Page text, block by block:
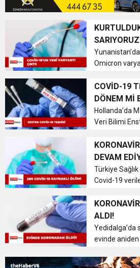
zorunluluğu
Omicron
19’un
varyantı
COVİD-19
DÖNEM Mİ
Hollanda’da
Veri Bilimi
kullanılan bir
insan
edilip edilme...
DEVAM
Türkiye Sağlık
Covid-19
pozitif çıktı,
kaybetti.
Tablosu
ALDI!
Yedidalga’da
evinde aniden
öldüğü